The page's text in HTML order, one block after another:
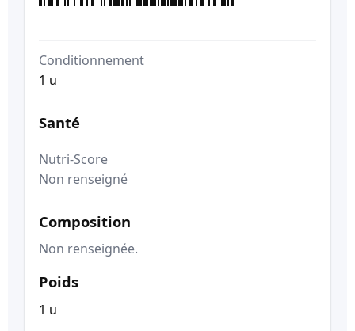
Conditionnement
1 u
Santé
Nutri-Score
Non renseigné
Composition
Non renseignée.
Poids
1 u